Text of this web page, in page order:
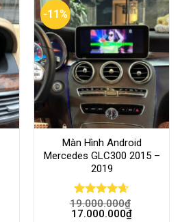
-11%
Màn Hình Android
Mercedes GLC300 2015 –
2019
Rated4.62
out of 5
19.000.000₫
17.000.000₫